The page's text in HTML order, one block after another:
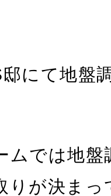
にて地盤
ムでは地
りが決ま